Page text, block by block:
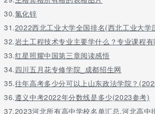
30.氯化锌
31.2022西北工业大学全国排名(西北工业大学
32.岩土工程技术专业主要学什么？专业课程
33.红星照耀中国第三章阅读感悟
34.四川五月花专修学院_成都招生网
35.往年高考多少分可以上山东政法学院？
36.遵义中考2022年分数线是多少(2023参考)
37.2023河北所有高中学校名单汇总,河北高中